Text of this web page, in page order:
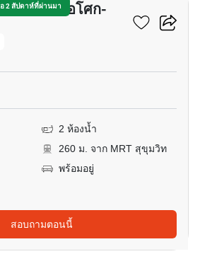
2 สัปดาห์ที่ผ่านมา
ซ็นเธรี่ยม อโศก-
2 ห้องน้ำ
260 ม. จาก MRT สุขุมวิท
พร้อมอยู่
สอบถามตอนนี้